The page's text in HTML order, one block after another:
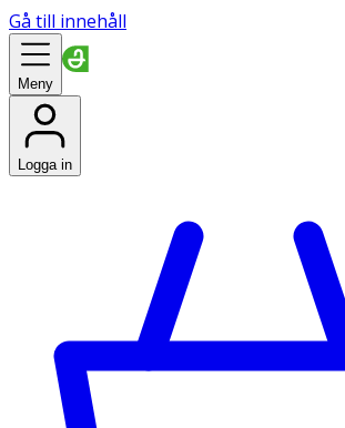
Gå till innehåll
Meny
Logga in